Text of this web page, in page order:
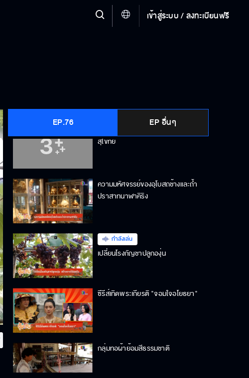
เข้าสู่ระบบ / ลงทะเบียนฟรี
EP.76 EP อื่นๆ
"มะขามเทศ" พืชเศรษฐกิจสร้างอาชีพ
"ทุ่งทานตะวัน" จุดเช็กอินใหม่ของ
สุโขทัย
ความมหัศจรรย์ของอุโบสถช้างและถ้ำ
ปราสาทนาฬาคิริง
กำลังเล่น
เปลี่ยนโรงกัญชาปลูกองุ่น
ซีรีส์เทิดพระเกียรติ "จอมใจอโยธยา"
กลุ่มทอผ้าย้อมสีธรรมชาติ